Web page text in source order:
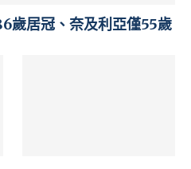
歲居冠、奈及利亞僅55歲